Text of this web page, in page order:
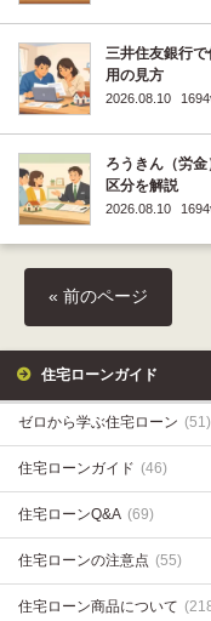
三井住友銀行
用の見方
2026.08.10
ろうきん（労
区分を解説
2026.08.10
« 前のページ
住宅ローンガイド
ゼロから学ぶ住宅ローン (51)
住宅ローンガイド (46)
住宅ローンQ&A (69)
住宅ローンの注意点 (55)
住宅ローン商品について